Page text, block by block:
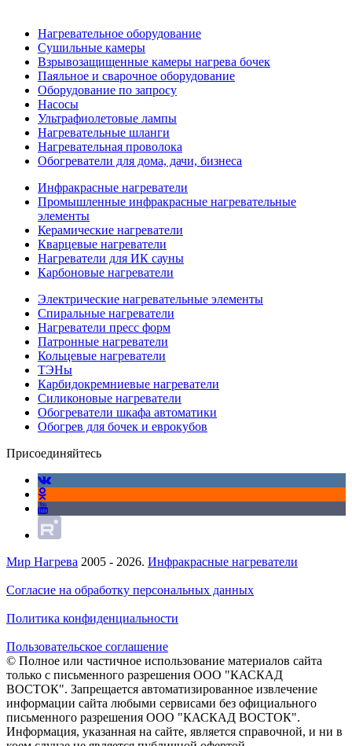
Нагревательное оборудование
Сушильные камеры
Взрывозащищенные камеры нагрева бочек
Паяльное и сварочное оборудование
Оборудование по запросу
Насосы
Ультрафиолетовые лампы
Нагревательные шланги
Нагревательная проволока
Обогреватели для дома, дачи, бизнеса
Инфракрасные нагреватели
Промышленные инфракрасные нагревательные
элементы
Керамические нагреватели
Кварцевые нагреватели
Нагреватели для ИК сауны
Карбоновые нагреватели
Электрические нагревательные элементы
Спиральные нагреватели
Нагреватели пресс форм
Патронные нагреватели
Кольцевые нагреватели
ТЭНы
Карбидокремниевые нагреватели
Силиконовые нагреватели
Обогреватели шкафа автоматики
Обогрев для бочек и еврокубов
Присоединяйтесь
Мир Нагрева 2005 - 2026. Инфракрасные нагреватели
Согласие на обработку персональных данных
Политика конфиденциальности
Пользовательское соглашение
© Полное или частичное использование материалов сайта
только с письменного разрешения ООО "КАСКАД
ВОСТОК". Запрещается автоматизированное извлечение
информации сайта любыми сервисами без официального
письменного разрешения ООО "КАСКАД ВОСТОК".
Информация, указанная на сайте, является справочной, и ни в